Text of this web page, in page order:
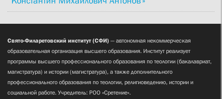
Свято-Филаретовский институт (СФИ) — автономная некоммерческая
образовательная организация высшего образования. Институт реализует
программы высшего профессионального образования по теологии (бакалавриат,
магистратура) и истории (магистратура), а также дополнительного
профессионального образования по теологии, религиоведению, истории и
социальной работе. Учредитель: РОО «Сретение».